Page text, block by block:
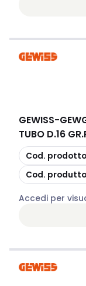
GEWISS-
TUBO D.16
copia
Cod. prodotto
copia
Cod.
Accedi per